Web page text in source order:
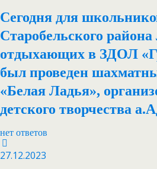
Сегодня для
Старобельского
отдыхающих в ЗДОЛ
был проведен
«Белая Ладья»,
детского творчества
нет ответов
27.12.2023